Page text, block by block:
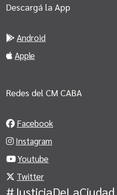
Descargá la App
Android
Apple
Redes del CM CABA
Facebook
Instagram
Youtube
Twitter
#JusticiaDeLaCiudad